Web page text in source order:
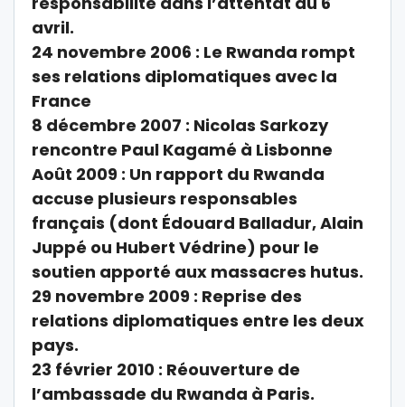
avril.
24 novembre 2006 : Le Rwanda rompt
ses relations diplomatiques avec la
France
8 décembre 2007 : Nicolas Sarkozy
rencontre Paul Kagamé à Lisbonne
Août 2009 : Un rapport du Rwanda
accuse plusieurs responsables
français (dont Édouard Balladur, Alain
Juppé ou Hubert Védrine) pour le
soutien apporté aux massacres hutus.
29 novembre 2009 : Reprise des
relations diplomatiques entre les deux
pays.
23 février 2010 : Réouverture de
l’ambassade du Rwanda à Paris.